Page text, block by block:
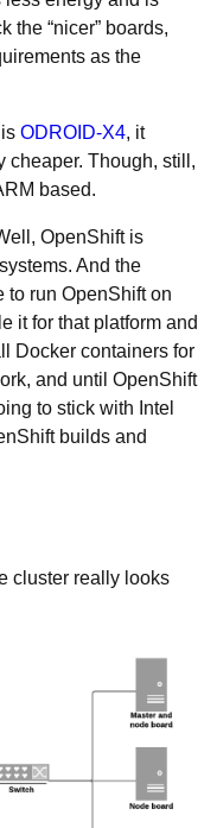
the “nicer” boards,
as the
ODROID-X4, it
cheaper. Though, still,
based.
OpenShift is
And the
to run OpenShift on
it for that platform and
Docker containers for
and until OpenShift
to stick with Intel
builds and
cluster really looks